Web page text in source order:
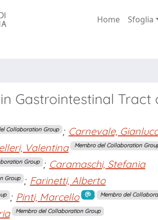
Home Sfoglia
Gastrointestinal Tract
Collaboration Group ; Carnevale,
Valentina Membro del Collaboration
Group ; Caramaschi, Stefania
Group ; Farinetti, Alberto
; Pinti, Marcello Membro del
Membro del Collaboration Group